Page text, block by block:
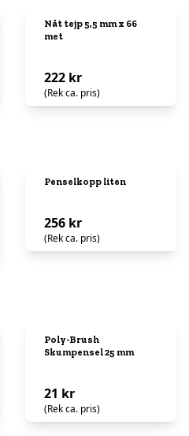
Nåt tejp 5,5 mm x 66
met
222 kr
(Rek ca. pris)
Penselkopp liten
256 kr
(Rek ca. pris)
Poly-Brush
Skumpensel 25 mm
21 kr
(Rek ca. pris)